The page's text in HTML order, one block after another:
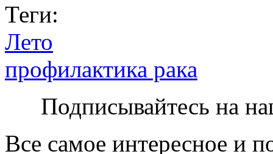
Теги:
Лето
профилактика рака
Подписывайтесь на
Все самое интересное и